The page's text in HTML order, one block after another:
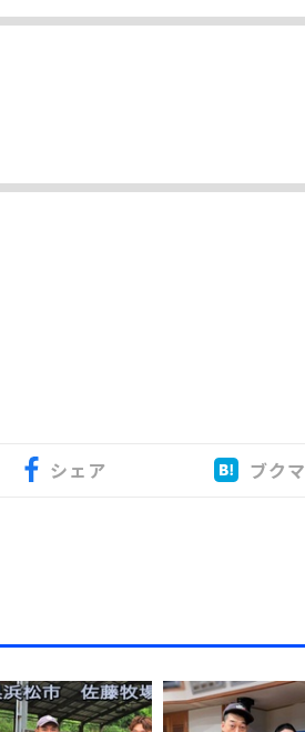
シェア ブクマ